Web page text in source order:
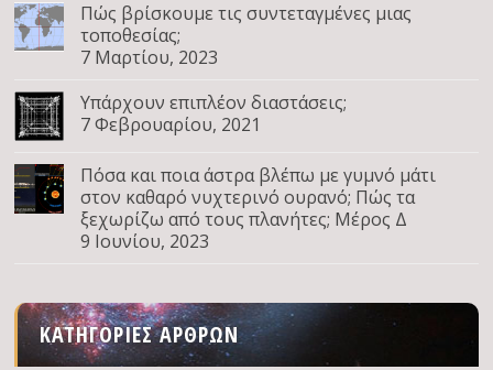
Πώς βρίσκουμε τις συντεταγμένες μιας
τοποθεσίας;
7 Μαρτίου, 2023
Υπάρχουν επιπλέον διαστάσεις;
7 Φεβρουαρίου, 2021
Πόσα και ποια άστρα βλέπω με γυμνό μάτι
στον καθαρό νυχτερινό ουρανό; Πώς τα
ξεχωρίζω από τους πλανήτες; Μέρος Δ
9 Ιουνίου, 2023
ΚΑΤΗΓΟΡΊΕΣ ΆΡΘΡΩΝ